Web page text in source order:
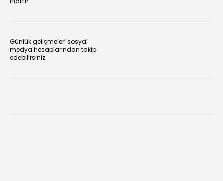
Günlük gelişmeleri sosyal
medya hesaplarından takip
edebilirsiniz.